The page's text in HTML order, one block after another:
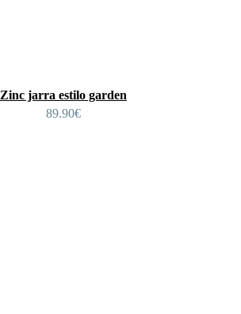
Zinc jarra estilo garden
89.90€